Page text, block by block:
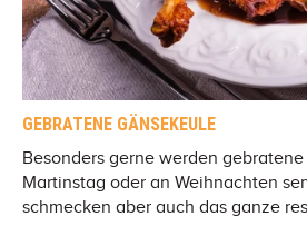
GEBRATENE GÄNSEKEULE
Besonders gerne werden
Martinstag oder an Weihnachten
schmecken aber auch das ganze